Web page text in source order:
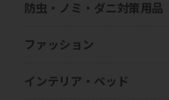
防虫・ノミ・ダニ対策用品
ファッション
インテリア・ベッド